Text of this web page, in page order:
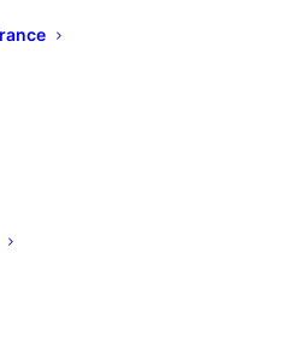
2012
GRENOBLE
Anding, Olga Quinaux